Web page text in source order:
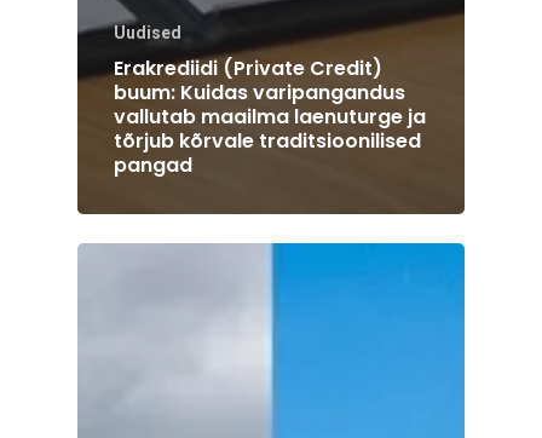
Uudised
Erakrediidi (Private Credit)
buum: Kuidas varipangandus
vallutab maailma laenuturge ja
tõrjub kõrvale traditsioonilised
pangad